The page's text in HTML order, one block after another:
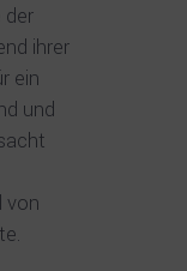
der
ihrer
ein
und
von